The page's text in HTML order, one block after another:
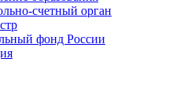
счетный орган
фонд России